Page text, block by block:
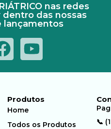
nas redes
das nossas
lançamentos
Produtos
Home
Todos os Produtos
📞